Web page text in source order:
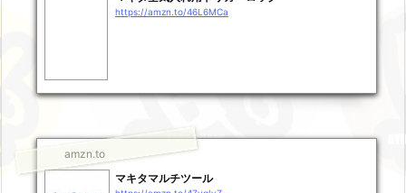
https://amzn.to/46L6MCa
amzn.to
マキタマルチツール